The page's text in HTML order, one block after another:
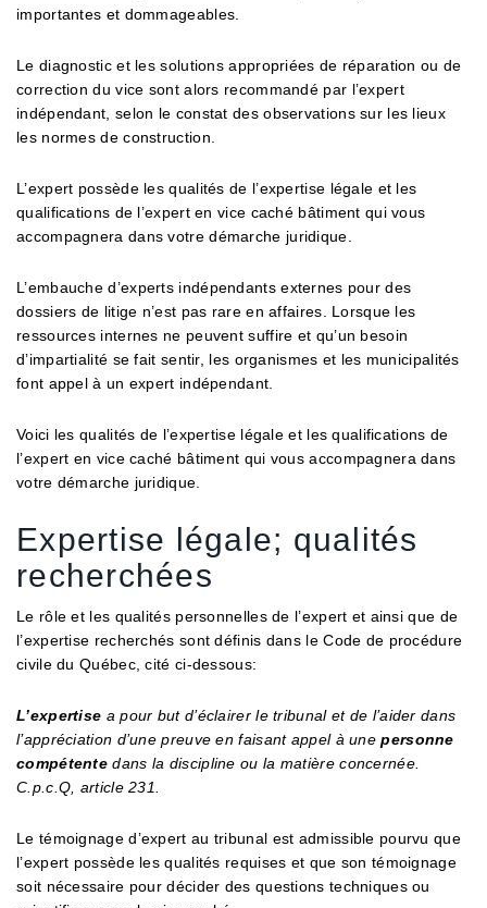
importantes et dommageables.
Le diagnostic et les solutions appropriées de réparation ou de
correction du vice sont alors recommandé par l’expert
indépendant, selon le constat des observations sur les lieux
les normes de construction.
L’expert possède les qualités de l’expertise légale et les
qualifications de l’expert en vice caché bâtiment qui vous
accompagnera dans votre démarche juridique.
L’embauche d’experts indépendants externes pour des
dossiers de litige n’est pas rare en affaires. Lorsque les
ressources internes ne peuvent suffire et qu’un besoin
d’impartialité se fait sentir, les organismes et les municipalités
font appel à un expert indépendant.
Voici les qualités de l’expertise légale et les qualifications de
l’expert en vice caché bâtiment qui vous accompagnera dans
votre démarche juridique.
Expertise légale; qualités
recherchées
Le rôle et les qualités personnelles de l’expert et ainsi que de
l’expertise recherchés sont définis dans le Code de procédure
civile du Québec, cité ci-dessous:
L’expertise a pour but d’éclairer le tribunal et de l’aider dans
l’appréciation d’une preuve en faisant appel à unepersonne
compétentedans la discipline ou la matière concernée.
C.p.c.Q, article 231.
Le témoignage d’expert au tribunal est admissible pourvu que
l’expert possède les qualités requises et que son témoignage
soit nécessaire pour décider des questions techniques ou